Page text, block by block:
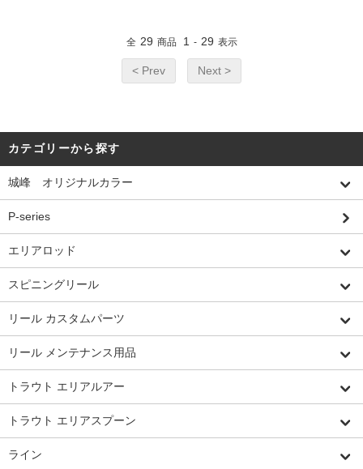
全 29 商品 1 - 29 表示
< Prev Next >
カテゴリーから探す
城峰 オリジナルカラー
P-series
エリアロッド
スピニングリール
リール カスタムパーツ
リール メンテナンス用品
トラウト エリアルアー
トラウト エリアスプーン
ライン